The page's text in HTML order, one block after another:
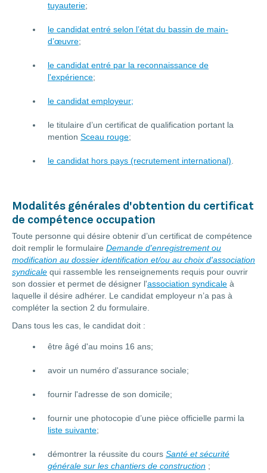
tuyauterie;
le candidat entré selon l’état du bassin de main-
d’œuvre;
le candidat entré par la reconnaissance de
l'expérience;
le candidat employeur;
le titulaire d’un certificat de qualification portant la
mention Sceau rouge;
le candidat hors pays (recrutement international)
Modalités générales d'obtention du certificat
de compétence occupation
Toute personne qui désire obtenir d’un certificat de compétence
doit remplir le formulaire Demande d'enregistrement ou
modification au dossier identification et/ou au choix d'association
syndicale qui rassemble les renseignements requis pour ouvrir
son dossier et permet de désigner l'association syndicale à
laquelle il désire adhérer. Le candidat employeur n’a pas à
compléter la section 2 du formulaire.
Dans tous les cas, le candidat doit :
être âgé d'au moins 16 ans;
avoir un numéro d'assurance sociale;
fournir l'adresse de son domicile;
fournir une photocopie d’une pièce officielle parmi la
liste suivante;
démontrer la réussite du cours Santé et sécurité
générale sur les chantiers de construction ;